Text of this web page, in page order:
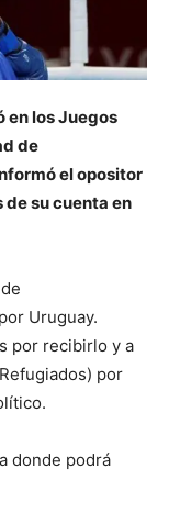
en los Juegos
de
el opositor
su cuenta en
Uruguay.
por recibirlo y a
por
donde podrá